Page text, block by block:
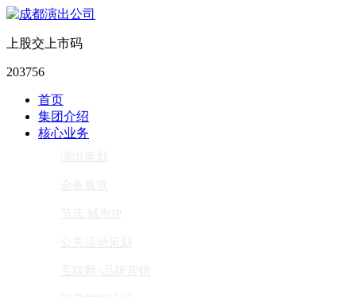
上股交上市码
203756
首页
集团介绍
核心业务